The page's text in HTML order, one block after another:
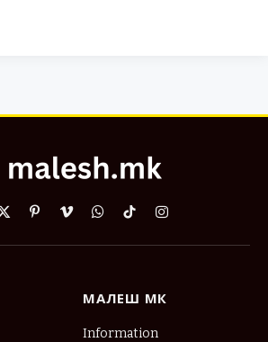
X
PinterestVimeoWhatsApp
TikTokInstagram
МАЛЕШ МК
Information